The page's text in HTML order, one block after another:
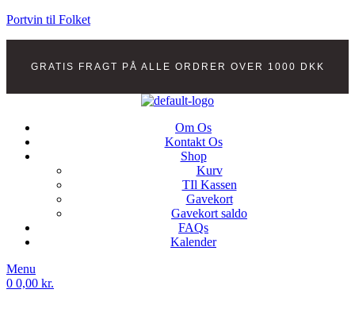
Portvin til Folket
GRATIS FRAGT PÅ ALLE ORDRER OVER 1000 DKK
Om Os
Kontakt Os
Shop
Kurv
TIl Kassen
Gavekort
Gavekort saldo
FAQs
Kalender
Menu
0 0,00 kr.